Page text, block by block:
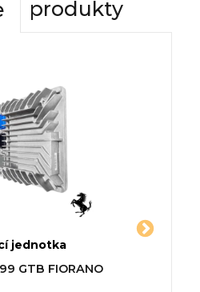
produkty
jednotka
GTB FIORANO
LAGUNA
(KT0/1)